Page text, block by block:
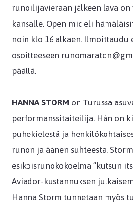
runoilijavieraan jälkeen lava on
kansalle. Open mic eli
noin klo 16 alkaen. Ilmoittaudu
osoitteeseen
päällä.
HANNA STORM on Turussa
performanssitaiteilija. Hän on
puhekielestä ja
runon ja äänen suhteesta.
esikoisrunokokoelma ”kutsun
Aviador-kustannuksen
Hanna Storm tunnetaan myös